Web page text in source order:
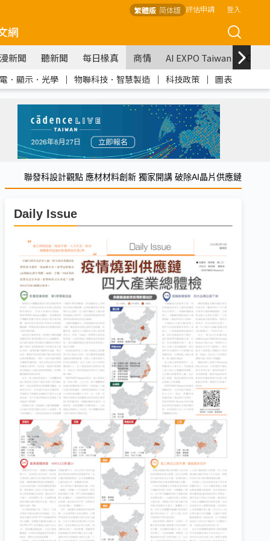
繁體版 简体版 評估申請 登入
網
漫新聞 聽新聞 每日椽真 商情 AI EXPO Taiwan
．顯示．光學 ｜ 物聯科技．智慧製造 ｜ 科技政策 ｜ 圖表
聯發科設計觀點 應材材料創新 獨家開講 破除AI晶片供應鏈
Daily Issue